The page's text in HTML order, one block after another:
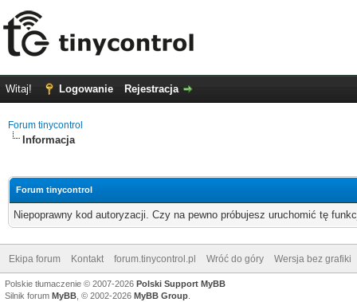
Witaj! Logowanie Rejestracja
Forum tinycontrol
Informacja
Forum tinycontrol
Niepoprawny kod autoryzacji. Czy na pewno próbujesz uruchomić tę
Ekipa forum Kontakt forum.tinycontrol.pl Wróć do góry Wersja bez grafiki
Polskie tłumaczenie © 2007-2026 Polski Support MyBB
Silnik forum MyBB , © 2002-2026 MyBB Group